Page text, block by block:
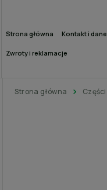
Strona główna Kontakt i
Zwroty i reklamacje
Strona główna